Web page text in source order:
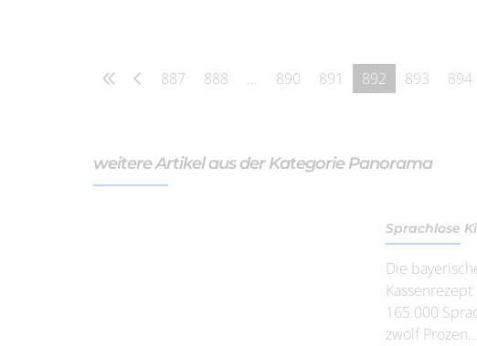
887 888 ... 890 891 892 893 894
weitere Artikel aus der Kategorie Panorama
Sprachlose
Die
165.000
zwölf Prozen...